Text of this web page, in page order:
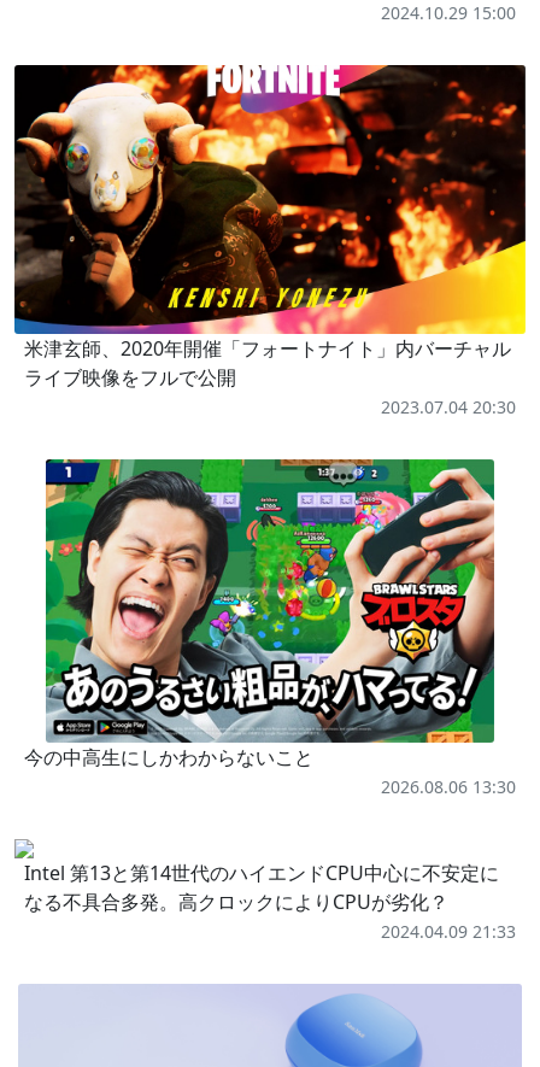
2024.10.29 15:00
米津玄師、2020年開催「フォートナイト」内バーチャル
ライブ映像をフルで公開
2023.07.04 20:30
今の中高生にしかわからないこと
2026.08.06 13:30
Intel 第13と第14世代のハイエンドCPU中心に不安定に
なる不具合多発。高クロックによりCPUが劣化？
2024.04.09 21:33